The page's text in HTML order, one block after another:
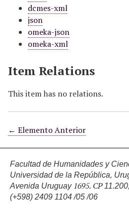
dcmes-xml
json
omeka-json
omeka-xml
Item Relations
This item has no relations.
← Elemento Anterior
Facultad de Humanidades y
Universidad de la República,
Avenida Uruguay 1695. CP
(+598) 2409 1104 /05 /06